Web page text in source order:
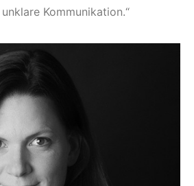
Kommunikation.“